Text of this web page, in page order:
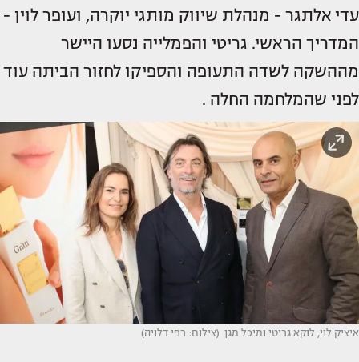
עדי אלתגר - מנהלת שיווק מותגי יוקרה, ועופר לוין -
המדריך הראשי. גריטי והפמלייה נסעו היישר
מההשקה לשדה התעופה והספיקו לחזור הביתה עוד
לפני שהמלחמה החלה .
איציק לוי, לוקא גריטי ומיכל מגן (צילום: רפי דלויה)